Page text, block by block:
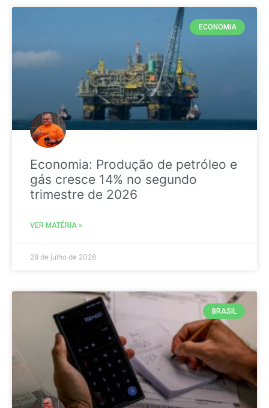
ECONOMIA
Economia: Produção de petróleo e
gás cresce 14% no segundo
trimestre de 2026
VER MATÉRIA »
29 de julho de 2026
BRASIL